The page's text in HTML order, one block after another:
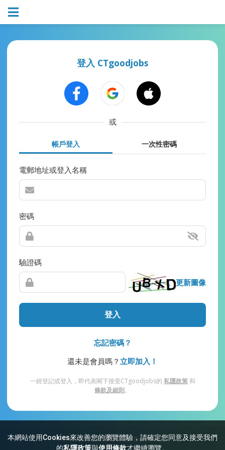
本網站使用Cookies來改善您的瀏覽體驗，請確定您同意及接受我們
的私隱政策與使用條款才繼續瀏覽。
登入 CTgoodjobs
或
帳戶登入 一次性密碼
電郵地址或登入名稱
密碼
驗證碼
更新圖像
登入
忘記密碼？
還未是會員嗎？ 立即加入！
一經登記或登入，即代表閣下接受CTgoodjobs的 私隱政策和
條款及細則。
網站索引 常見問題 私隱 條款及細則